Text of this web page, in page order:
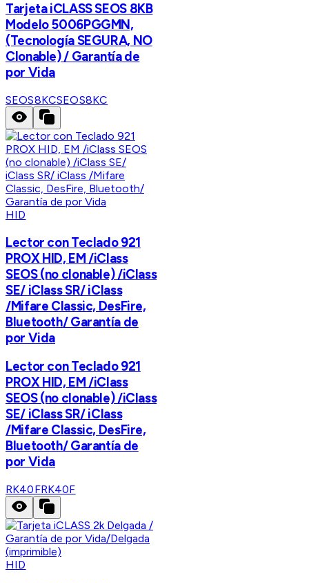
Tarjeta iCLASS SEOS 8KB
Modelo 5006PGGMN,
(Tecnología SEGURA, NO
Clonable) / Garantía de
por Vida
SEOS8KCSEOS8KC
HID
Lector con Teclado 921
PROX HID, EM /iClass
SEOS (no clonable) /iClass
SE/ iClass SR/ iClass
/Mifare Classic, DesFire,
Bluetooth/ Garantía de
por Vida
Lector con Teclado 921
PROX HID, EM /iClass
SEOS (no clonable) /iClass
SE/ iClass SR/ iClass
/Mifare Classic, DesFire,
Bluetooth/ Garantía de
por Vida
RK40FRK40F
HID